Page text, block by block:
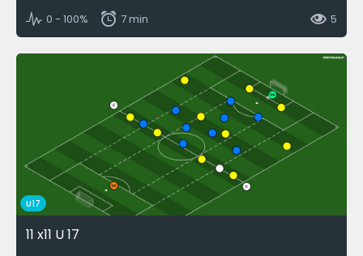
0 - 100% 7 min 5
U17
11 x11 U 17